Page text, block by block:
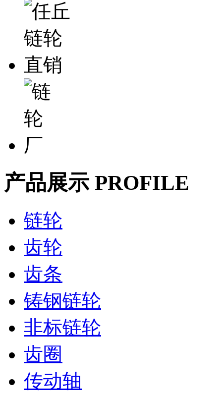
产品展示PROFILE
链轮
齿轮
齿条
铸钢链轮
非标链轮
齿圈
传动轴